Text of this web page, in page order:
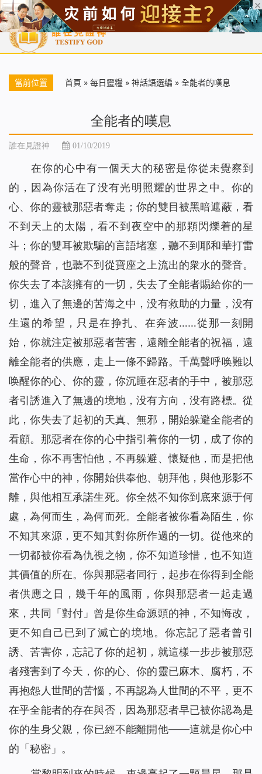
首頁 每日靈糧 天國福音 基督徒見證 信仰解答 聖經
當前位置 首頁 » 每日靈糧 » 神話語選編 » 全能者的嘆息
全能者的嘆息
誰在見證神 01/10/2019
在你的心中有一個天大的秘密是你從未覺察到
的，因為你活在了没有光明照耀的世界之中。你的
心、你的靈被那惡者奪走；你的雙目被黑暗遮蔽，看
不到天上的太陽，看不到夜空中的那顆閃爍着的星
斗；你的雙耳被欺騙的言語堵塞，聽不到耶和華打雷
般的聲音，也聽不到從寶座之上流出的衆水的聲音。
你失去了本該擁有的一切，失去了全能者賜給你的一
切，進入了無邊的苦海之中，没有救助的力量，没有
生還的希望，只是在挣扎、在奔波……從那一刻開
始，你就注定被那惡者苦害，遠離全能者的祝福，遠
離全能者的供應，走上一條不歸路。千萬聲呼唤難以
唤醒你的心、你的靈，你沉睡在惡者的手中，被那惡
者引誘進入了無邊的境地，没有方向，没有路標。從
此，你失去了起初的天真、無邪，開始躲避全能者的
看顧。那惡者在你的心中指引着你的一切，成了你的
生命，你不再害怕他，不再躲避、懷疑他，而是把他
當作心中的神，你開始供奉他、朝拜他，與他形影不
離，與他相互承諾生死。你全然不知你到底來源于何
處，為何而生，為何而死。全能者被你看為陌生，你
不知其來源，更不知其對你所作過的一切。從他來的
一切都被你看為仇視之物，你不知道珍惜，也不知道
其價值的所在。你與那惡者同行，起步在你得到全能
者供應之日，幾千年的風雨，你與那惡者一起走過
來，共同「對付」曾是你生命源頭的神，不知悔改，
更不知自己已到了滅亡的境地。你忘記了惡者曾引
誘、苦害你，忘記了你的起初，就這樣一步步被那惡
者殘害到了今天，你的心、你的靈已麻木、腐朽，不
再抱怨人世間的苦惱，不再認為人世間的不平，更不
在乎全能者的存在與否，因為那惡者早已被你認為是
你的生身父親，你已經不能離開他——這就是你心中
的「秘密」。